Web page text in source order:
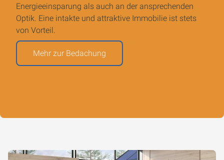
Energieeinsparung als auch an der ansprechenden
Optik. Eine intakte und attraktive Immobilie ist stets
von Vorteil.
Mehr zur Bedachung